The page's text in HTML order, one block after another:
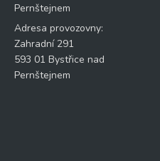
Pernštejnem
Adresa provozovny:
Zahradní 291
593 01 Bystřice nad
Pernštejnem